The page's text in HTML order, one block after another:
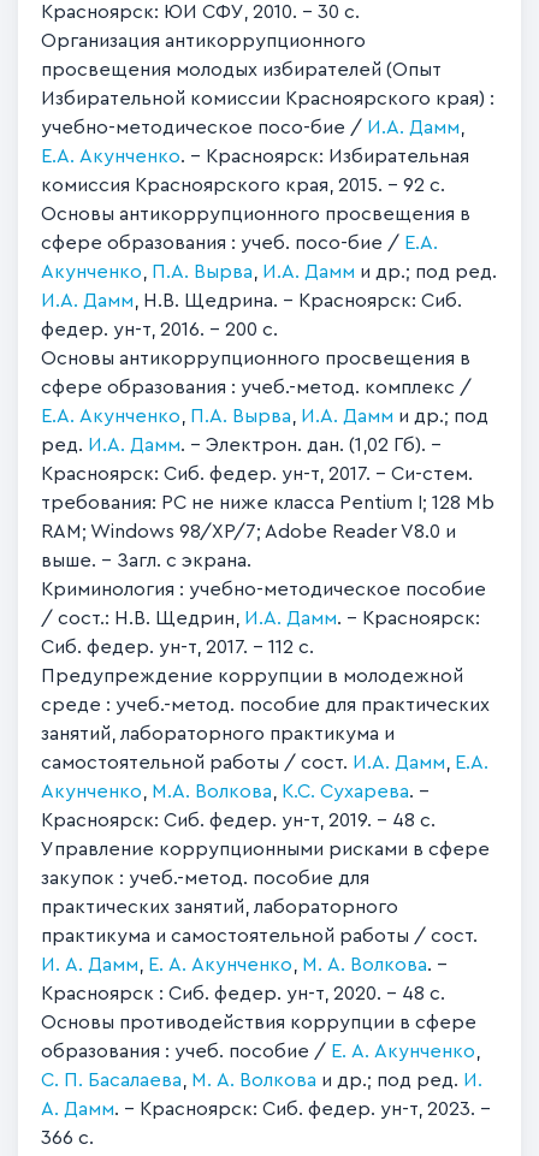
Красноярск: ЮИ СФУ, 2010. – 30 с.
Организация антикоррупционного
просвещения молодых избирателей (Опыт
Избирательной комиссии Красноярского края) :
учебно-методическое посо-бие / И.А. Дамм
Е.А. Акунченко. – Красноярск: Избирательная
комиссия Красноярского края, 2015. – 92 с.
Основы антикоррупционного просвещения в
сфере образования : учеб. посо-бие / Е.А.
Акунченко
П.А. Вырва И.А. Дамм и др.; под ред.
И.А. Дамм , Н.В. Щедрина. – Красноярск: Сиб.
федер. ун-т, 2016. – 200 с.
Основы антикоррупционного просвещения в
сфере образования : учеб.-метод. комплекс /
Е.А. Акунченко
П.А. Вырва И.А. Дамм и др.; под
ред. И.А. Дамм. – Электрон. дан. (1,02 Гб). –
Красноярск: Сиб. федер. ун-т, 2017. – Си-стем.
требования: PC не ниже класса Pentium I; 128 Mb
RAM; Windows 98/XP/7; Adobe Reader V8.0 и
выше. – Загл. с экрана.
Криминология : учебно-методическое пособие
/ сост.: Н.В. Щедрин,
И.А. Дамм. – Красноярск:
Сиб. федер. ун-т, 2017. – 112 с.
Предупреждение коррупции в молодежной
среде : учеб.-метод. пособие для практических
занятий, лабораторного практикума и
самостоятельной работы / сост. И.А. Дамм
Е.А.
Акунченко
М.А. Волкова К.С. Сухарева. –
Красноярск: Сиб. федер. ун-т, 2019. – 48 с.
Управление коррупционными рисками в сфере
закупок : учеб.-метод. пособие для
практических занятий, лабораторного
практикума и самостоятельной работы / сост.
И. А. Дамм
Е. А. Акунченко М. А. Волкова. –
Красноярск : Сиб. федер. ун-т, 2020. – 48 с.
Основы противодействия коррупции в сфере
образования : учеб. пособие / Е. А. Акунченко
С. П. Басалаева
М. А. Волкова и др.; под ред. И.
А. Дамм. – Красноярск: Сиб. федер. ун-т, 2023. –
366 c.